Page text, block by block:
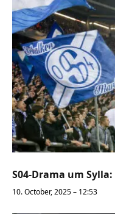
S04-Drama um
10. October, 2025 – 12:53